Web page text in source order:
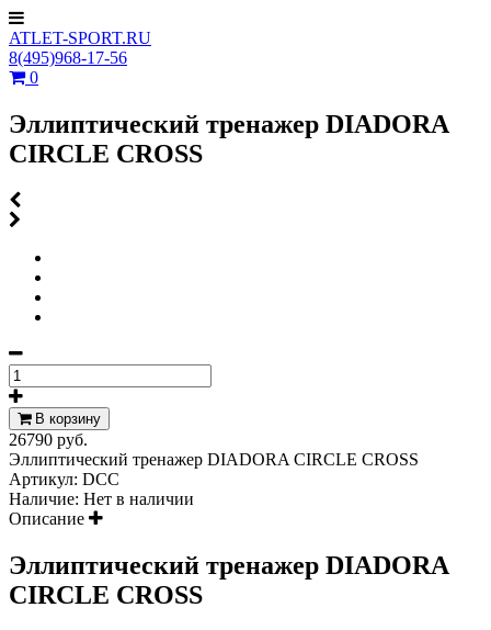
ATLET-SPORT.RU
8(495)968-17-56
0
Эллиптический тренажер DIADORA
CIRCLE CROSS
В корзину
26790 руб.
Эллиптический тренажер DIADORA CIRCLE CROSS
Артикул: DCC
Наличие: Нет в наличии
Описание
Эллиптический тренажер DIADORA
CIRCLE CROSS